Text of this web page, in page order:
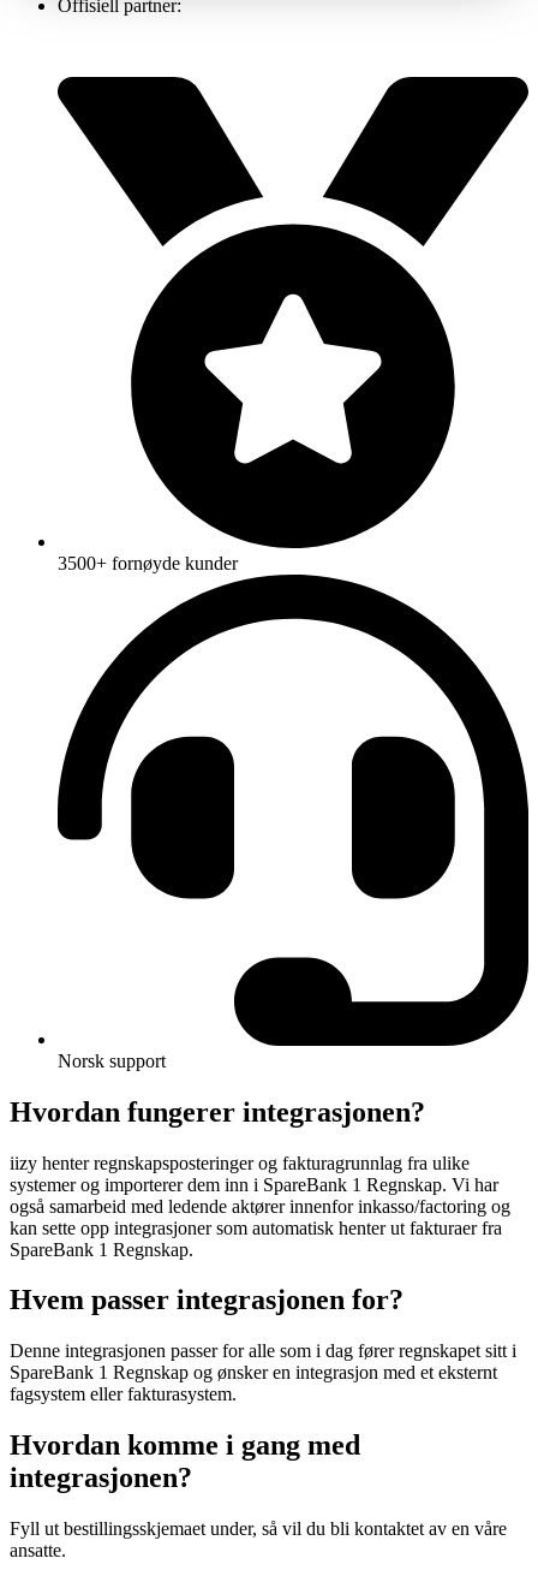
Offisiell partner:
3500+ fornøyde kunder
Norsk support
Hvordan fungerer integrasjonen?
iizy henter regnskapsposteringer og fakturagrunnlag fra ulike
systemer og importerer dem inn i SpareBank 1 Regnskap. Vi har
også samarbeid med ledende aktører innenfor inkasso/factoring og
kan sette opp integrasjoner som automatisk henter ut fakturaer fra
SpareBank 1 Regnskap.
Hvem passer integrasjonen for?
Denne integrasjonen passer for alle som i dag fører regnskapet sitt i
SpareBank 1 Regnskap og ønsker en integrasjon med et eksternt
fagsystem eller fakturasystem.
Hvordan komme i gang med
integrasjonen?
Fyll ut bestillingsskjemaet under, så vil du bli kontaktet av en våre
ansatte.